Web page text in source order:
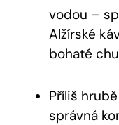
vodou –
Alžírské
bohaté
Příliš
správná